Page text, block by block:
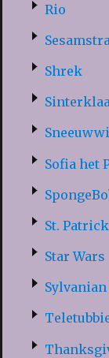
Rio
Shrek
Sofia het
St.
Star Wars